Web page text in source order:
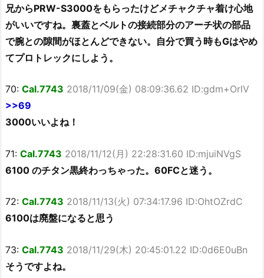
兄からPRW-S3000をもらったけどメチャクチャ着け心地
がいいですね。裏蓋とベルトの接続部分のアーチ状の部品
で腕との隙間がほとんどできない。自分で買う時もGはやめ
てプロトレックにしよう。
70: Cal.7743 2018/11/09(金) 08:09:36.62 ID:gdm+OrlV
>>69
3000いいよね！
71: Cal.7743 2018/11/12(月) 22:28:31.60 ID:mjuiNVgS
6100 のチタン黒終わっちゃった。60FCと迷う。
72: Cal.7743 2018/11/13(火) 07:34:17.96 ID:OhtOZrdC
6100は廃盤になると思う
73: Cal.7743 2018/11/29(木) 20:45:01.22 ID:0d6E0uBn
そうですよね。